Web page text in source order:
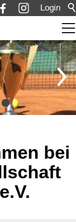
Login
bei